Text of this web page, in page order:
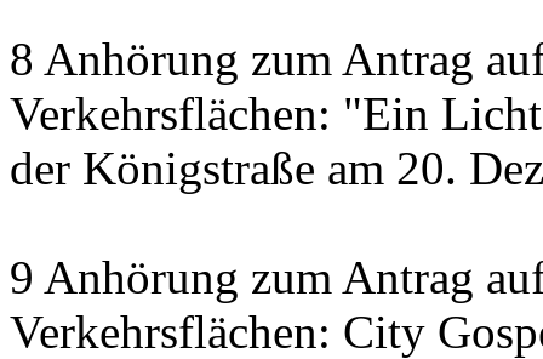
8 Anhörung zum Antrag
Verkehrsflächen: "Ein
der Königstraße am 20.
9 Anhörung zum Antrag
Verkehrsflächen: City